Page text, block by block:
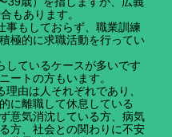
もあります。
事もしておらず、職業訓練
極的に求職活動を行ってい
しているケースが多いです
ートの方もいます。
理由は人それぞれであり、
に離職して休息している
意気消沈している方、病気
方、社会との関わりに不安